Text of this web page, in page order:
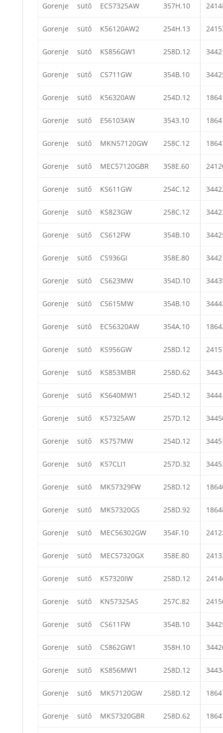
Gorenje sütő EC57325AW 357H.10
Gorenje sütő K56120AW2 254H.13
Gorenje sütő KS856GW1 258D.12
Gorenje sütő CS711GW 354B.10
Gorenje sütő K56320AW 254D.12
Gorenje sütő E56103AW 3543.10
Gorenje sütő MKN57120GW 258C.12
Gorenje sütő MEC57120GBR 358E.60
Gorenje sütő KS611GW 254C.12
Gorenje sütő KS823GW 258C.12
Gorenje sütő CS612FW 354B.10
Gorenje sütő CS936GI 358E.80
Gorenje sütő CS623MW 354D.10
Gorenje sütő CS615MW 354B.10
Gorenje sütő EC56320AW 354A.10
Gorenje sütő KS956GW 258D.12
Gorenje sütő KS853MBR 258D.62
Gorenje sütő KS640MW1 254D.12
Gorenje sütő K57325AW 257D.12
Gorenje sütő KS757MW 254D.12
Gorenje sütő K57CLI1 257D.32
Gorenje sütő MK57329FW 258D.12
Gorenje sütő MK57320GS 258D.92
Gorenje sütő MEC56302GW 354F.10
Gorenje sütő MEC57320GX 358E.80
Gorenje sütő K57320IW 258D.12
Gorenje sütő KN57325AS 257C.82
Gorenje sütő CS611FW 354B.10
Gorenje sütő CS862GW1 358H.10
Gorenje sütő KS856MW1 258D.12
Gorenje sütő MK57120GW 258D.12
Gorenje sütő MK57320GBR 258D.62